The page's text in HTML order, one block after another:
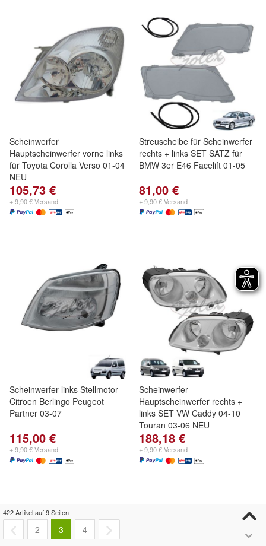
Scheinwerfer
Hauptscheinwerfer vorne links
für Toyota Corolla Verso 01-04
NEU
105,73 €
+ 9,90 € Versand
Streuscheibe für Scheinwerfer
rechts + links SET SATZ für
BMW 3er E46 Facelift 01-05
81,00 €
+ 9,90 € Versand
Scheinwerfer links Stellmotor
Citroen Berlingo Peugeot
Partner 03-07
115,00 €
+ 9,90 € Versand
Scheinwerfer
Hauptscheinwerfer rechts +
links SET VW Caddy 04-10
Touran 03-06 NEU
188,18 €
+ 9,90 € Versand
422 Artikel auf 9 Seiten
2 3 4